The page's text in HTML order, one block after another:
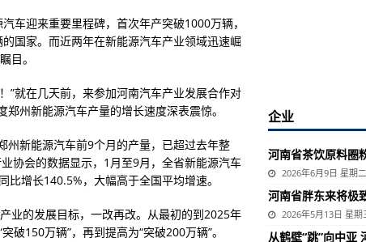
车迎来重要里程碑，首次年产突破1000万辆，
国家。而近两年在新能源汽车产业领域迅速崛
目。
”就在几天前，来参加河南汽车产业发展合作对
州新能源汽车产量的增长速度深表震惊。
州新能源汽车前9个月的产量，已超过去年整
协会的数据显示，1月至9月，全省新能源汽车
增长140.5%，大幅高于全国平均增速。
业的发展目标，一改再改。从最初的到2025年
破150万辆”，再到提高为“突破200万辆”。
企业
河南省茶饮原料圈
2026年6月9日 星期
河南省胖东来将极
2026年5月13日 星期
从鹤壁“跳”向中亚